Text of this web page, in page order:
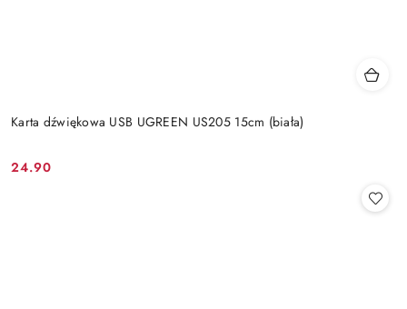
Karta dźwiękowa USB UGREEN US205 15cm (biała)
Cena:
24.90